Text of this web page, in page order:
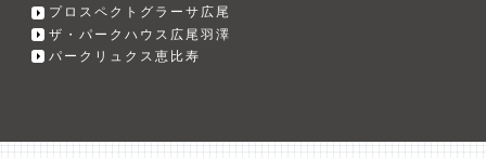
プロスペクトグラーサ広尾
ザ・パークハウス広尾羽澤
パークリュクス恵比寿